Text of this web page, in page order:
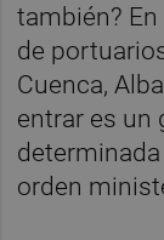
también?
de
Cuenca,
entrar es un
orden